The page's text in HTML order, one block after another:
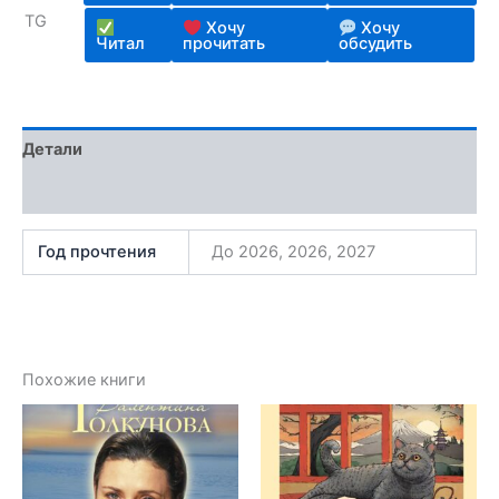
TG
Читал
Хочу
прочитать
Хочу
обсудить
Детали
Год прочтения До 2026, 2026, 2027
Похожие книги